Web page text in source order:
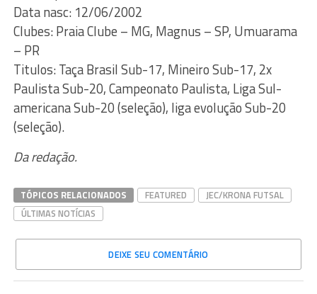
Data nasc: 12/06/2002
Clubes: Praia Clube – MG, Magnus – SP, Umuarama
– PR
Titulos: Taça Brasil Sub-17, Mineiro Sub-17, 2x
Paulista Sub-20, Campeonato Paulista, Liga Sul-
americana Sub-20 (seleção), liga evolução Sub-20
(seleção).
Da redação.
TÓPICOS RELACIONADOS FEATURED
JEC/KRONA FUTSAL
ÚLTIMAS NOTÍCIAS
DEIXE SEU COMENTÁRIO